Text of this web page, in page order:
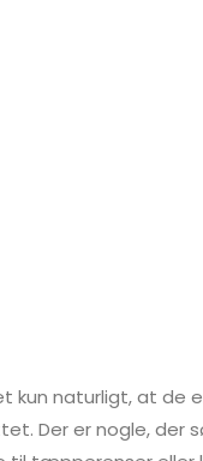
naturligt, at de
Der er nogle,